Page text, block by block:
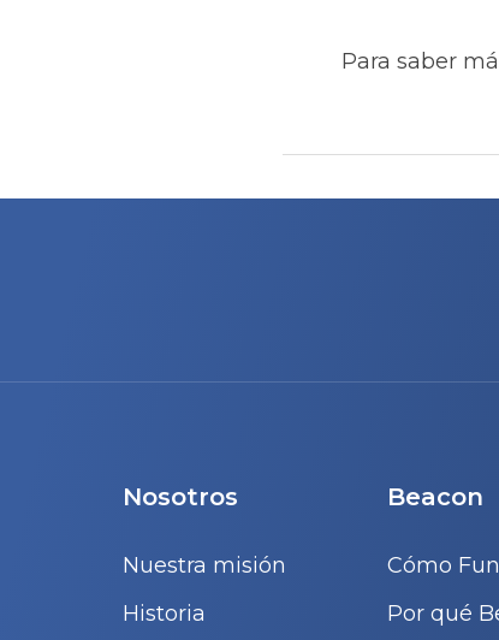
Para saber
Nosotros
Nuestra misión
Historia
Beacon
Cómo
Por qué